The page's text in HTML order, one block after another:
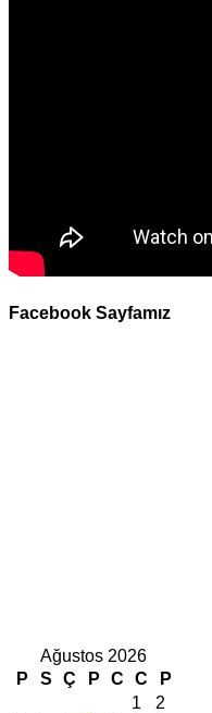
Facebook Sayfamız
Ağustos 2026
P
S Ç P C C
P
1
2